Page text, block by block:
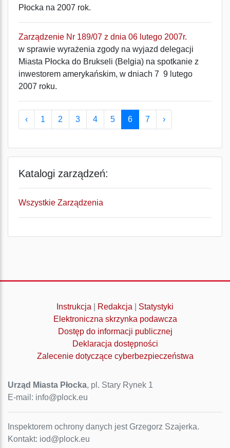
Płocka na 2007 rok.
Zarządzenie Nr 189/07 z dnia 06 lutego 2007r.
w sprawie wyrażenia zgody na wyjazd delegacji
Miasta Płocka do Brukseli (Belgia) na spotkanie z
inwestorem amerykańskim, w dniach 7  9 lutego
2007 roku.
‹ 1 2 3 4 5 6 7 ›
Katalogi zarządzeń:
Wszystkie Zarządzenia
Instrukcja Redakcja
Statystyki
Elektroniczna skrzynka podawcza
Dostęp do informacji publicznej
Deklaracja dostępności
Zalecenie dotyczące cyberbezpieczeństwa
Urząd Miasta Płocka, pl. Stary Rynek 1
E-mail: info@plock.eu
Inspektorem ochrony danych jest Grzegorz Szajerka.
Kontakt: iod@plock.eu